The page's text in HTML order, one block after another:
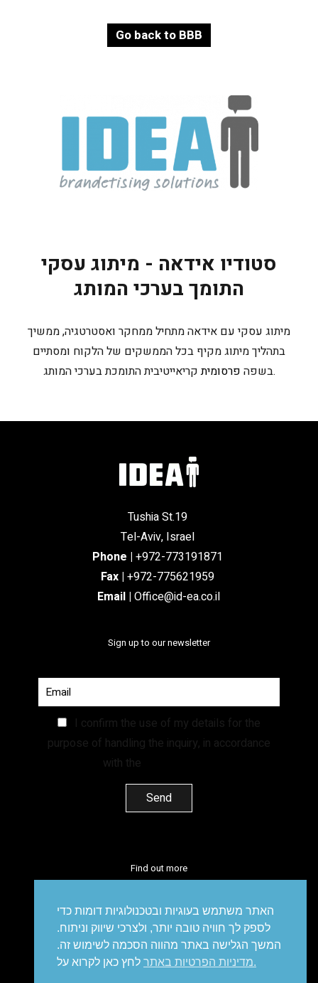
Go back to BBB
סטודיו אידאה - מיתוג עסקי
התומך בערכי המותג
מיתוג עסקי עם אידאה מתחיל ממחקר ואסטרטגיה, ממשיך
בתהליך מיתוג מקיף בכל הממשקים של הלקוח ומסתיים
בשפה פרסומית קריאייטיבית התומכת בערכי המותג.
Tushia St.19
Tel-Aviv, Israel
Phone | +972-773191871
Fax | +972-775621959
Email | Office@id-ea.co.il
Sign up to our newsletter
I confirm the use of my details for the
purpose of handling the inquiry, in accordance
with the
Find out more
עיצוב עיצוב אריזות פרסום סושיאל דיגיטל מיתוג עסקי
האתר משתמש בעוגיות ובטכנולוגיות דומות כדי
לספק לך חוויה טובה יותר, ולצרכי שיווק וניתוח.
המשך הגלישה באתר מהווה הסכמה לשימוש זה.
מדיניות הפרטיות באתר.